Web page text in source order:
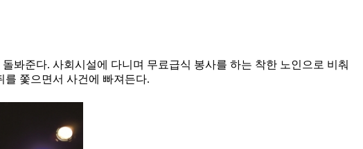
봐준다. 사회시설에 다니며 무료급식 봉사를 하는 착한 노인으로 비춰
쫓으면서 사건에 빠져든다.